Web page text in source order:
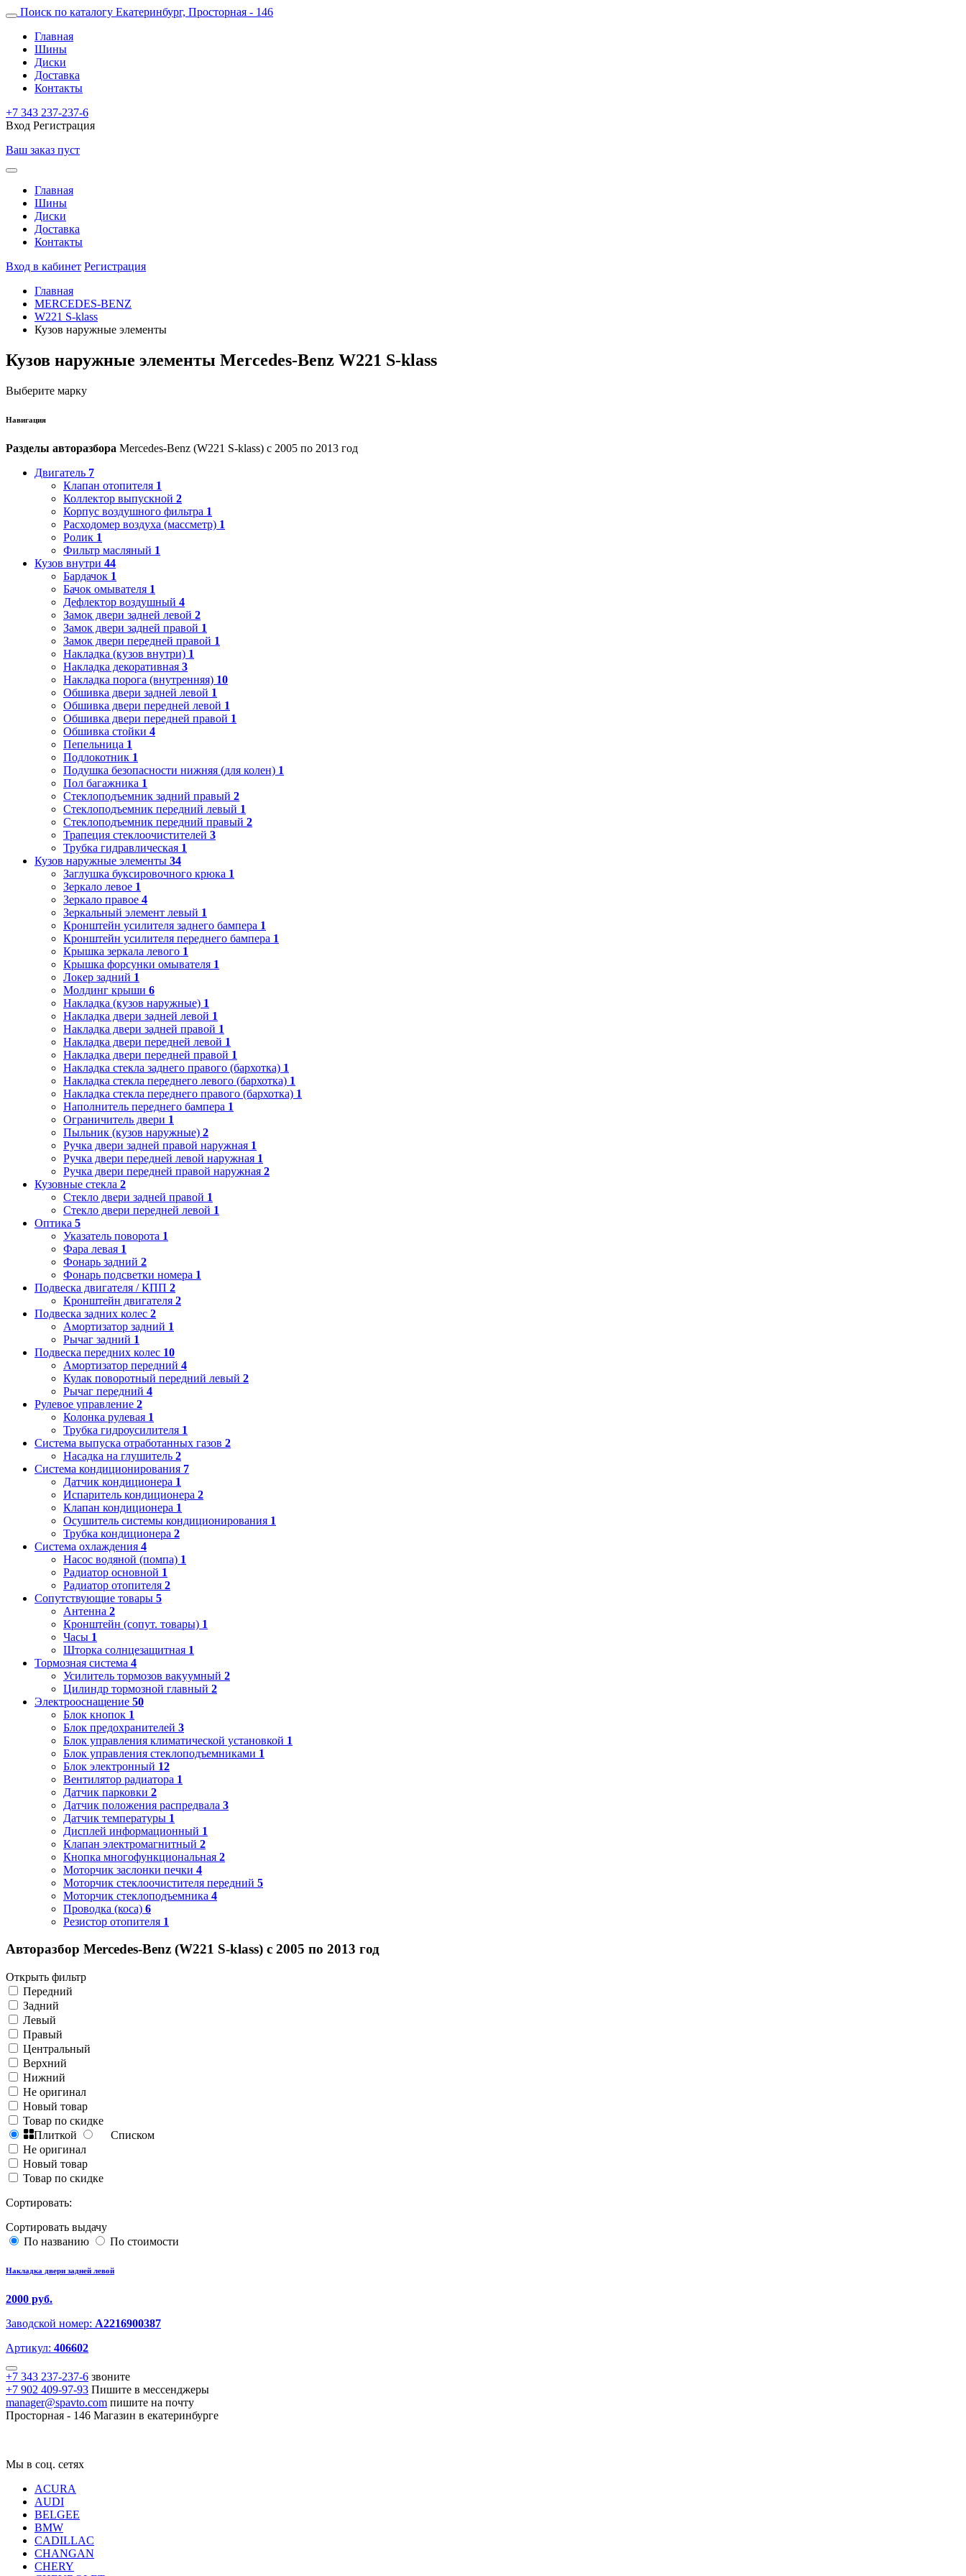
Поиск по каталогу Екатеринбург, Просторная - 146
Главная
Шины
Диски
Доставка
Контакты
+7 343 237-237-6
Вход Регистрация
Ваш заказ пуст
Главная
Шины
Диски
Доставка
Контакты
Вход в кабинет Регистрация
Главная
MERCEDES-BENZ
W221 S-klass
Кузов наружные элементы
Кузов наружные элементы Mercedes-Benz W221 S-klass
Выберите марку
Навигация
Разделы авторазбора Mercedes-Benz (W221 S-klass) с 2005 по 2013 год
Двигатель 7
Клапан отопителя 1
Коллектор выпускной 2
Корпус воздушного фильтра 1
Расходомер воздуха (массметр) 1
Ролик 1
Фильтр масляный 1
Кузов внутри 44
Бардачок 1
Бачок омывателя 1
Дефлектор воздушный 4
Замок двери задней левой 2
Замок двери задней правой 1
Замок двери передней правой 1
Накладка (кузов внутри) 1
Накладка декоративная 3
Накладка порога (внутренняя) 10
Обшивка двери задней левой 1
Обшивка двери передней левой 1
Обшивка двери передней правой 1
Обшивка стойки 4
Пепельница 1
Подлокотник 1
Подушка безопасности нижняя (для колен) 1
Пол багажника 1
Стеклоподъемник задний правый 2
Стеклоподъемник передний левый 1
Стеклоподъемник передний правый 2
Трапеция стеклоочистителей 3
Трубка гидравлическая 1
Кузов наружные элементы 34
Заглушка буксировочного крюка 1
Зеркало левое 1
Зеркало правое 4
Зеркальный элемент левый 1
Кронштейн усилителя заднего бампера 1
Кронштейн усилителя переднего бампера 1
Крышка зеркала левого 1
Крышка форсунки омывателя 1
Локер задний 1
Молдинг крыши 6
Накладка (кузов наружные) 1
Накладка двери задней левой 1
Накладка двери задней правой 1
Накладка двери передней левой 1
Накладка двери передней правой 1
Накладка стекла заднего правого (бархотка) 1
Накладка стекла переднего левого (бархотка) 1
Накладка стекла переднего правого (бархотка) 1
Наполнитель переднего бампера 1
Ограничитель двери 1
Пыльник (кузов наружные) 2
Ручка двери задней правой наружная 1
Ручка двери передней левой наружная 1
Ручка двери передней правой наружная 2
Кузовные стекла 2
Стекло двери задней правой 1
Стекло двери передней левой 1
Оптика 5
Указатель поворота 1
Фара левая 1
Фонарь задний 2
Фонарь подсветки номера 1
Подвеска двигателя / КПП 2
Кронштейн двигателя 2
Подвеска задних колес 2
Амортизатор задний 1
Рычаг задний 1
Подвеска передних колес 10
Амортизатор передний 4
Кулак поворотный передний левый 2
Рычаг передний 4
Рулевое управление 2
Колонка рулевая 1
Трубка гидроусилителя 1
Система выпуска отработанных газов 2
Насадка на глушитель 2
Система кондиционирования 7
Датчик кондиционера 1
Испаритель кондиционера 2
Клапан кондиционера 1
Осушитель системы кондиционирования 1
Трубка кондиционера 2
Система охлаждения 4
Насос водяной (помпа) 1
Радиатор основной 1
Радиатор отопителя 2
Сопутствующие товары 5
Антенна 2
Кронштейн (сопут. товары) 1
Часы 1
Шторка солнцезащитная 1
Тормозная система 4
Усилитель тормозов вакуумный 2
Цилиндр тормозной главный 2
Электрооснащение 50
Блок кнопок 1
Блок предохранителей 3
Блок управления климатической установкой 1
Блок управления стеклоподъемниками 1
Блок электронный 12
Вентилятор радиатора 1
Датчик парковки 2
Датчик положения распредвала 3
Датчик температуры 1
Дисплей информационный 1
Клапан электромагнитный 2
Кнопка многофункциональная 2
Моторчик заслонки печки 4
Моторчик стеклоочистителя передний 5
Моторчик стеклоподъемника 4
Проводка (коса) 6
Резистор отопителя 1
Авторазбор Mercedes-Benz (W221 S-klass) с 2005 по 2013 год
Открыть фильтр
Передний
Задний
Левый
Правый
Центральный
Верхний
Нижний
Не оригинал
Новый товар
Товар по скидке
Плиткой
Списком
Не оригинал
Новый товар
Товар по скидке
Сортировать:
Сортировать выдачу
По названию
По стоимости
Накладка двери задней левой
2000 руб.
Заводской номер: A2216900387
Артикул: 406602
+7 343 237-237-6 звоните
+7 902 409-97-93 Пишите в мессенджеры
manager@spavto.com пишите на почту
Просторная - 146 Магазин в екатеринбурге
Мы в соц. сетях
ACURA
AUDI
BELGEE
BMW
CADILLAC
CHANGAN
CHERY